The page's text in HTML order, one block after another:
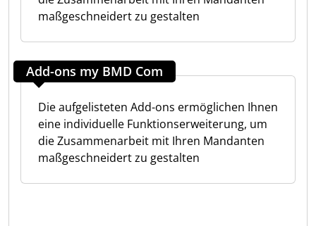
maßgeschneidert zu gestalten
Add-ons my BMD Com
Die aufgelisteten Add-ons ermöglichen Ihnen
eine individuelle Funktionserweiterung, um
die Zusammenarbeit mit Ihren Mandanten
maßgeschneidert zu gestalten